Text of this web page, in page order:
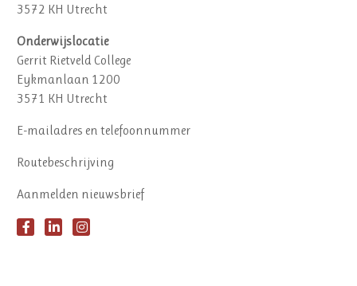
3572 KH Utrecht
Onderwijslocatie
Gerrit Rietveld College
Eykmanlaan 1200
3571 KH Utrecht
E-mailadres en telefoonnummer
Routebeschrijving
Aanmelden nieuwsbrief